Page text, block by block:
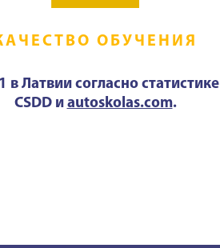
ОБУЧЕНИЯ
в Латвии согласно статистике
CSDD и autoskolas.com.